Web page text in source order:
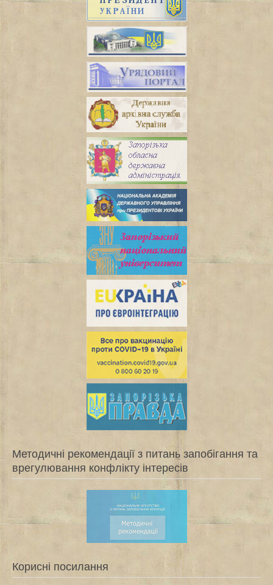
Методичні рекомендації з питань запобігання та
врегулювання конфлікту інтересів
Корисні посилання